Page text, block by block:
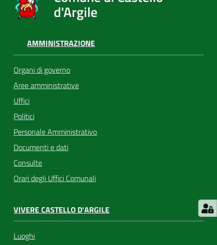
d'Argile
AMMINISTRAZIONE
Organi di governo
Aree amministrative
Uffici
Politici
Personale Amministrativo
Documenti e dati
Consulte
Orari degli Uffici Comunali
VIVERE CASTELLO D'ARGILE
Luoghi